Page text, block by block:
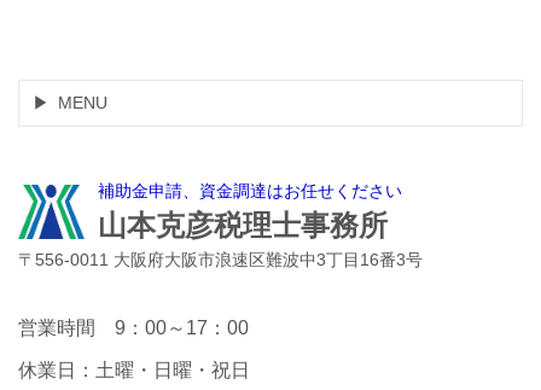
MENU
補助金申請、資金調達はお任せください
山本克彦税理士事務所
〒556-0011 大阪府大阪市浪速区難波中3丁目16番3号
営業時間 9：00～17：00
休業日：土曜・日曜・祝日